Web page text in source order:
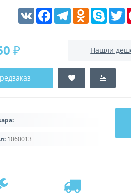
VK FacebookTelegramOdnoklassniki
Skype
₽ Нашли
1060013